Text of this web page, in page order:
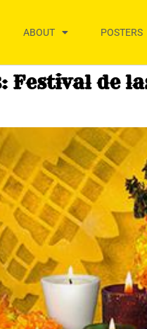
ABOUT POSTERS
de